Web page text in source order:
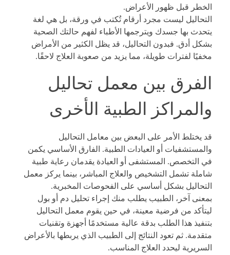
الخطر قبل ظهور الأعراض.
التحاليل ليست مجرد أرقام تُكتب في ورقة، بل هي لغة
يتحدث بها جسدك ويترجمها الأطباء لفهم حالتك الصحية
بشكل أدق. فبدون التحاليل، قد يظل الكثير من الأمراض
مخفيًا لفترات طويلة، مما يزيد من صعوبة العلاج لاحقًا.
الفرق بين معمل تحاليل
والمراكز الطبية الأخرى
قد يختلط الأمر على البعض بين معامل التحاليل
والمستشفيات أو العيادات الطبية. الفارق الأساسي يكمن
في التخصص. المستشفى أو العيادة يقدمان رعاية طبية
شاملة تشمل التشخيص والعلاج المباشر، بينما يركز معمل
التحاليل بشكل أساسي على الفحوصات المخبرية.
بمعنى آخر، الطبيب يطلب منك إجراء تحليل دم أو بول
ليتأكد من فرضية معينة، في حين يقوم معمل التحاليل
بتنفيذ هذا الطلب بدقة عالية مستخدمًا أجهزة وتقنيات
متقدمة. ثم تعود النتائج إلى الطبيب الذي يربطها بالأعراض
السريرية ليحدد العلاج المناسب.